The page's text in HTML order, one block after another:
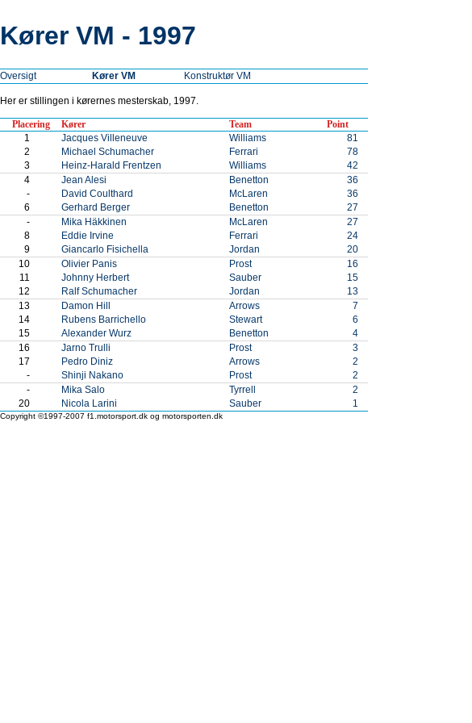
Kører VM - 1997
Oversigt Kører VM Konstruktør VM
Her er stillingen i kørernes mesterskab, 1997.
Placering Kører Team
Point
1 Jacques Villeneuve Williams
81
2
Michael Schumacher Ferrari
78
3
Heinz-Harald Frentzen Williams
42
4 Jean Alesi Benetton
36
-
David Coulthard McLaren
36
6 Gerhard Berger Benetton
27
-
Mika Häkkinen McLaren
27
8
Eddie Irvine Ferrari
24
9 Giancarlo Fisichella Jordan
20
10 Olivier Panis Prost
16
11 Johnny Herbert Sauber
15
12
Ralf Schumacher Jordan
13
13
Damon Hill Arrows
7
14
Rubens Barrichello Stewart
6
15 Alexander Wurz Benetton
4
16 Jarno Trulli Prost
3
17
Pedro Diniz Arrows
2
- Shinji Nakano Prost
2
-
Mika Salo Tyrrell
2
20
Nicola Larini Sauber 1
Copyright ©1997-2007 f1.motorsport.dk og motorsporten.dk